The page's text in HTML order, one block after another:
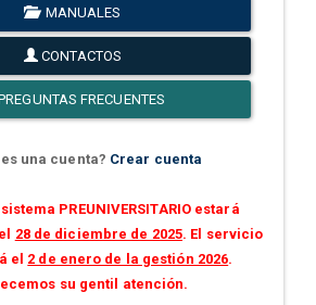
MANUALES
CONTACTOS
FRECUENTES
una cuenta? Crear cuenta
PREUNIVERSITARIO estará
28 de diciembre de 2025. El servicio
el 2 de enero de la gestión 2026.
su gentil atención.